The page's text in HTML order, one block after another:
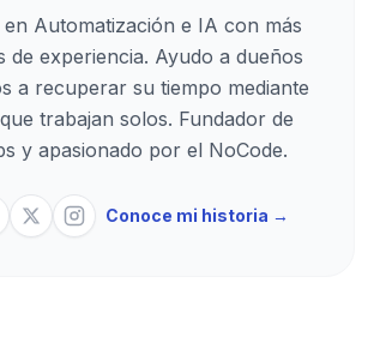
Automatización e IA con más
de experiencia. Ayudo a dueños
a recuperar su tiempo mediante
trabajan solos. Fundador de
y apasionado por el NoCode.
Conoce mi historia →